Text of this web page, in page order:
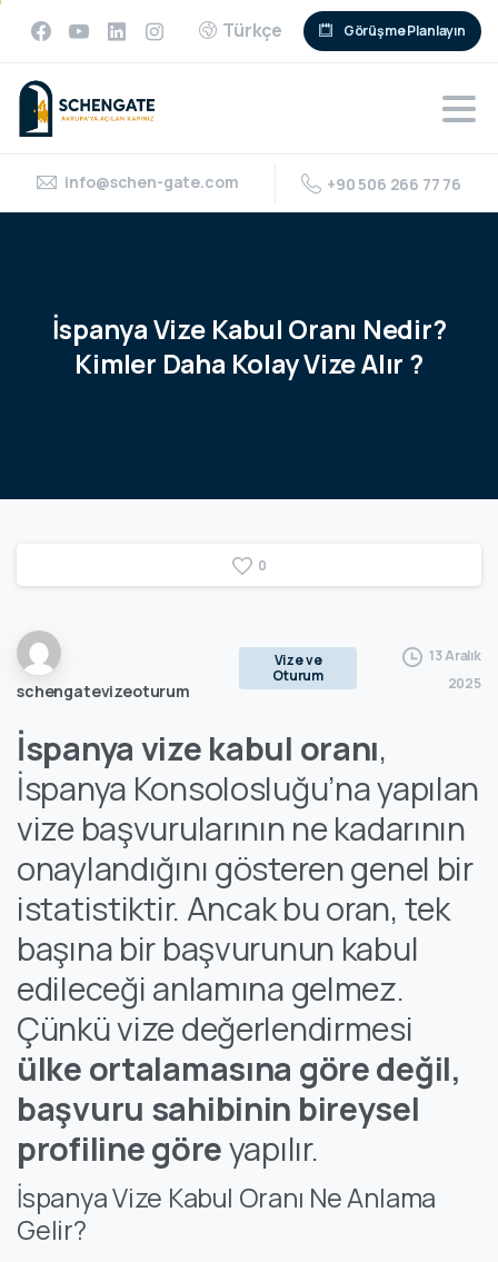
Türkçe Görüşme Planlayın
info@schen-gate.com +90 506 266 77 76
İspanyaVize Kabul Oranı Nedir?
Kimler Daha KolayVizeAlır ?
0
schengatevizeoturum
Vize ve
Oturum
13 Aralık
2025
İspanya vize kabul oranı,
İspanya Konsolosluğu’na yapılan
vize başvurularının ne kadarının
onaylandığını gösteren genel bir
istatistiktir. Ancak bu oran, tek
başına bir başvurunun kabul
edileceği anlamına gelmez.
Çünkü vize değerlendirmesi
ülke ortalamasına göre değil,
başvuru sahibinin bireysel
profiline göreyapılır.
İspanya Vize Kabul Oranı Ne Anlama
Gelir?